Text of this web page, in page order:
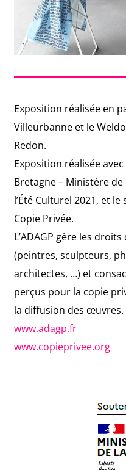
Exposition réalisée en
Villeurbanne et le
Redon.
Exposition réalisée
Bretagne – Ministère
l’Été Culturel 2021, et le
Copie Privée.
L’ADAGP gère les
(peintres, sculpteurs,
architectes, …) et
perçus pour la copie
la diffusion des œuvres.
www.adagp.fr
www.copieprivee.org